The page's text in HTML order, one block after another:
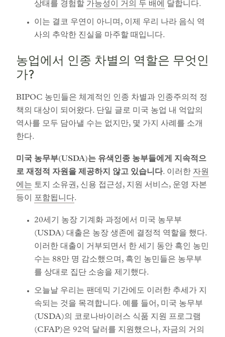
상태를 경험할 가능성이 거의 두 배에 달합니다.
이는 결코 우연이 아니며, 이제 우리 나라 음식 역
사의 추악한 진실을 마주할 때입니다.
농업에서 인종 차별의 역할은 무엇인
가?
BIPOC 농민들은 체계적인 인종 차별과 인종주의적 정
책의 대상이 되어왔다. 단일 글로 미국 농업 내 억압의
역사를 모두 담아낼 수는 없지만, 몇 가지 사례를 소개
한다.
미국 농무부(USDA)는 유색인종 농부들에게 지속적으
로 재정적 자원을 제공하지 않고 있습니다. 이러한 자원
에는 토지 소유권, 신용 접근성, 지원 서비스, 운영 자본
등이 포함됩니다.
20세기 농장 기계화 과정에서 미국 농무부
(USDA) 대출은 농장 생존에 결정적 역할을 했다.
이러한 대출이 거부되면서 한 세기 동안 흑인 농민
수는 88만 명 감소했으며, 흑인 농민들은 농무부
를 상대로 집단 소송을 제기했다.
오늘날 우리는 팬데믹 기간에도 이러한 추세가 지
속되는 것을 목격합니다. 예를 들어, 미국 농무부
(USDA)의 코로나바이러스 식품 지원 프로그램
(CFAP)은 92억 달러를 지원했으나, 자금의 거의